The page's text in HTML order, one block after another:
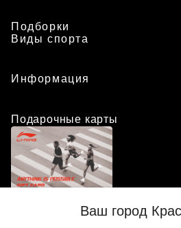
Ваш город
Подборки
Виды спорта
Информация
Подарочные карты
Положение о программе